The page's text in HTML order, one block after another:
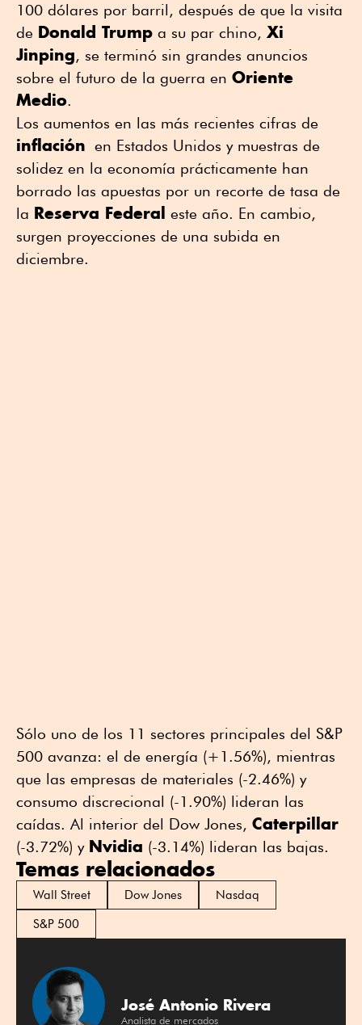
100 dólares por barril, después de que la visita
de Donald Trump a su par chino, Xi
Jinping, se terminó sin grandes anuncios
sobre el futuro de la guerra en Oriente
Medio.
Los aumentos en las más recientes cifras de
inflación en Estados Unidos y muestras de
solidez en la economía prácticamente han
borrado las apuestas por un recorte de tasa de
la Reserva Federal este año. En cambio,
surgen proyecciones de una subida en
diciembre.
Sólo uno de los 11 sectores principales del S&P
500 avanza: el de energía (+1.56%), mientras
que las empresas de materiales (-2.46%) y
consumo discrecional (-1.90%) lideran las
caídas. Al interior del Dow Jones, Caterpillar
(-3.72%) y Nvidia (-3.14%) lideran las bajas.
Temas relacionados
Wall Street Dow Jones
Nasdaq
S&P 500
José Antonio Rivera
Analista de mercados